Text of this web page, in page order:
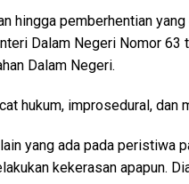
hingga pemberhentian
Dalam Negeri Nomor 63
Dalam Negeri.
hukum, improsedural, dan
yang ada pada peristiwa
kekerasan apapun.